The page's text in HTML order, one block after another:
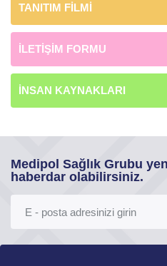
TANITIM FİLMİ
İLETİŞİM FORMU
İNSAN KAYNAKLARI
Medipol Sağlık Grubu
haberdar olabilirsiniz.